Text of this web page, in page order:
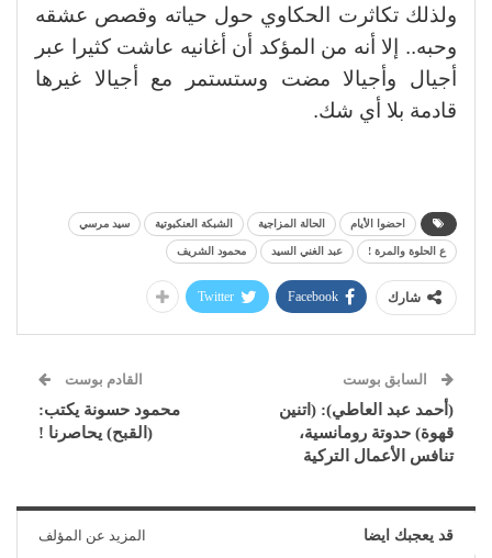
ولذلك تكاثرت الحكاوي حول حياته وقصص عشقه
وحبه.. إلا أنه من المؤكد أن أغانيه عاشت كثيرا عبر
أجيال وأجيالا مضت وستستمر مع أجيالا غيرها
قادمة بلا أي شك.
احضوا الأيام الحالة المزاجية الشبكة العنكبوتية سيد مرسي
ع الحلوة والمرة ! عبد الغني السيد محمود الشريف
شارك Facebook
Twitter
السابق بوست
(أحمد عبد العاطي): (اتنين
قهوة) حدوتة رومانسية،
تنافس الأعمال التركية
القادم بوست
محمود حسونة يكتب:
(القبح) يحاصرنا !
قد يعجبك ايضا المزيد عن المؤلف